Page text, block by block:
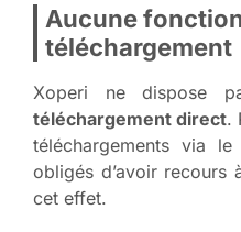
Aucune
téléchargement
Xoperi ne dispose
téléchargement direct.
téléchargements via
obligés d’avoir recours
cet effet.